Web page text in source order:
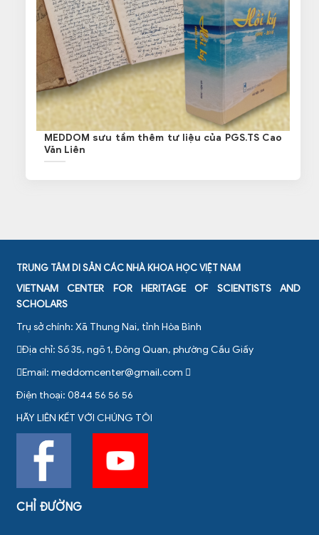
MEDDOM sưu tầm thêm tư liệu của PGS.TS Cao
Văn Liên
TRUNG TÂM DI SẢN CÁC NHÀ KHOA HỌC VIỆT NAM
VIETNAM CENTER FOR HERITAGE OF SCIENTISTS AND
SCHOLARS
Trụ sở chính: Xã Thung Nai, tỉnh Hòa Bình
Địa chỉ: Số 35, ngõ 1, Đông Quan, phường Cầu Giấy
Email: meddomcenter@gmail.com
Điện thoại: 0844 56 56 56
HÃY LIÊN KẾT VỚI CHÚNG TÔI
CHỈ ĐƯỜNG